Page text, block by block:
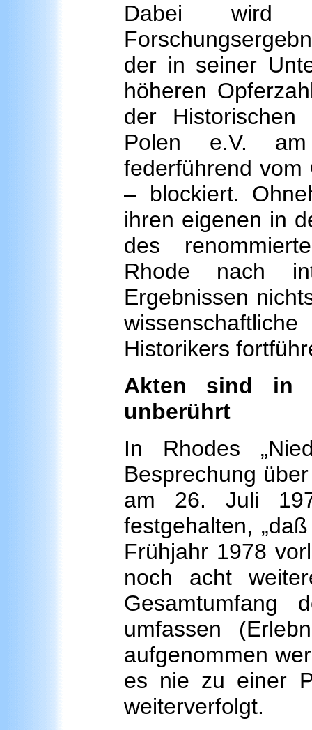
Dabei wird
der in seiner
höheren
der
Polen e.V.
federführend
– blockiert.
ihren eigenen in
des
Rhode nach
Ergebnissen
Historikers
Akten sind in
unberührt
In Rhodes
Besprechung
am 26. Juli
festgehalten,
Frühjahr 1978
noch acht
Gesamtumfang
umfassen
aufgenommen
es nie zu einer
weiterverfolgt.